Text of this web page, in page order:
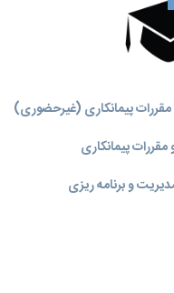
مقررات پیمانکاری (غیرحضوری)
پیمانکاری
و برنامه‌ ریزی